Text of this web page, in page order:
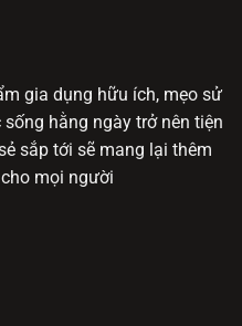
gia dụng hữu ích, mẹo sử
hằng ngày trở nên tiện
sắp tới sẽ mang lại thêm
mọi người